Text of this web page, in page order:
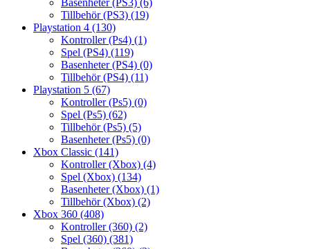
Basenheter (PS3) (6)
Tillbehör (PS3) (19)
Playstation 4 (130)
Kontroller (Ps4) (1)
Spel (PS4) (119)
Basenheter (PS4) (0)
Tillbehör (PS4) (11)
Playstation 5 (67)
Kontroller (Ps5) (0)
Spel (Ps5) (62)
Tillbehör (Ps5) (5)
Basenheter (Ps5) (0)
Xbox Classic (141)
Kontroller (Xbox) (4)
Spel (Xbox) (134)
Basenheter (Xbox) (1)
Tillbehör (Xbox) (2)
Xbox 360 (408)
Kontroller (360) (2)
Spel (360) (381)